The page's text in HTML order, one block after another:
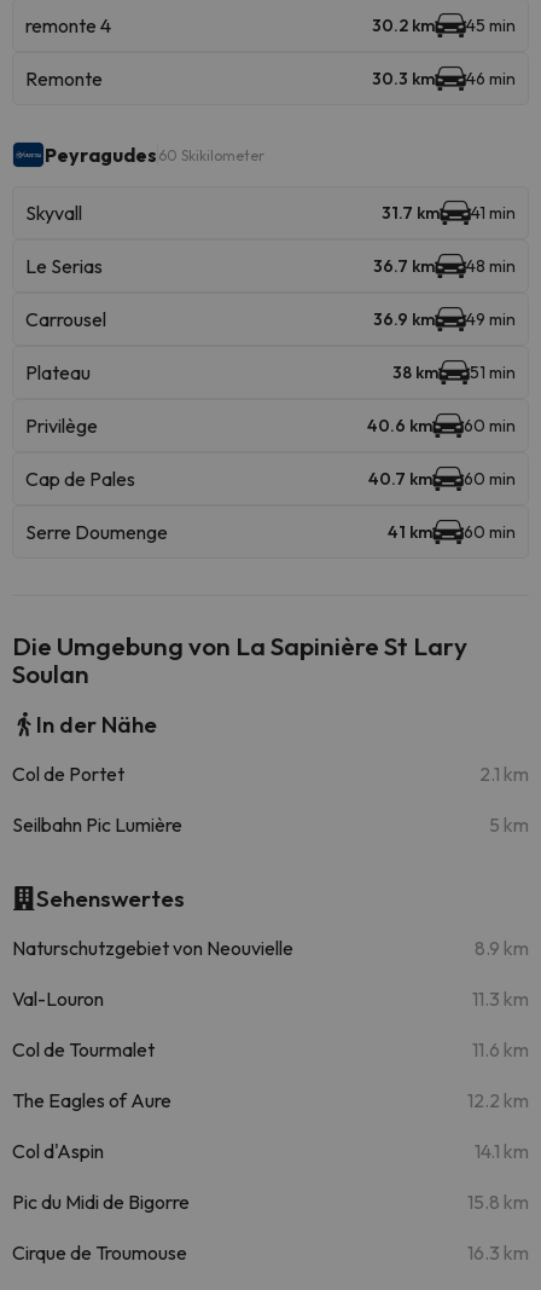
remonte 4 30.2 km 45 min
Remonte 30.3 km 46 min
Peyragudes 60 Skikilometer
Skyvall 31.7 km 41 min
Le Serias 36.7 km 48 min
Carrousel 36.9 km 49 min
Plateau 38 km 51 min
Privilège 40.6 km 60 min
Cap de Pales 40.7 km 60 min
Serre Doumenge 41 km 60 min
Die Umgebung von La Sapinière St Lary
Soulan
In der Nähe
Col de Portet 2.1 km
Seilbahn Pic Lumière 5 km
Sehenswertes
Naturschutzgebiet von Neouvielle 8.9 km
Val-Louron 11.3 km
Col de Tourmalet 11.6 km
The Eagles of Aure 12.2 km
Col d'Aspin 14.1 km
Pic du Midi de Bigorre 15.8 km
Cirque de Troumouse 16.3 km